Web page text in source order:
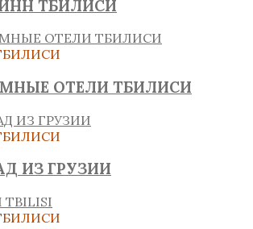
ТБИЛИСИ
ОТЕЛИ ТБИЛИСИ
ИЗ ГРУЗИИ